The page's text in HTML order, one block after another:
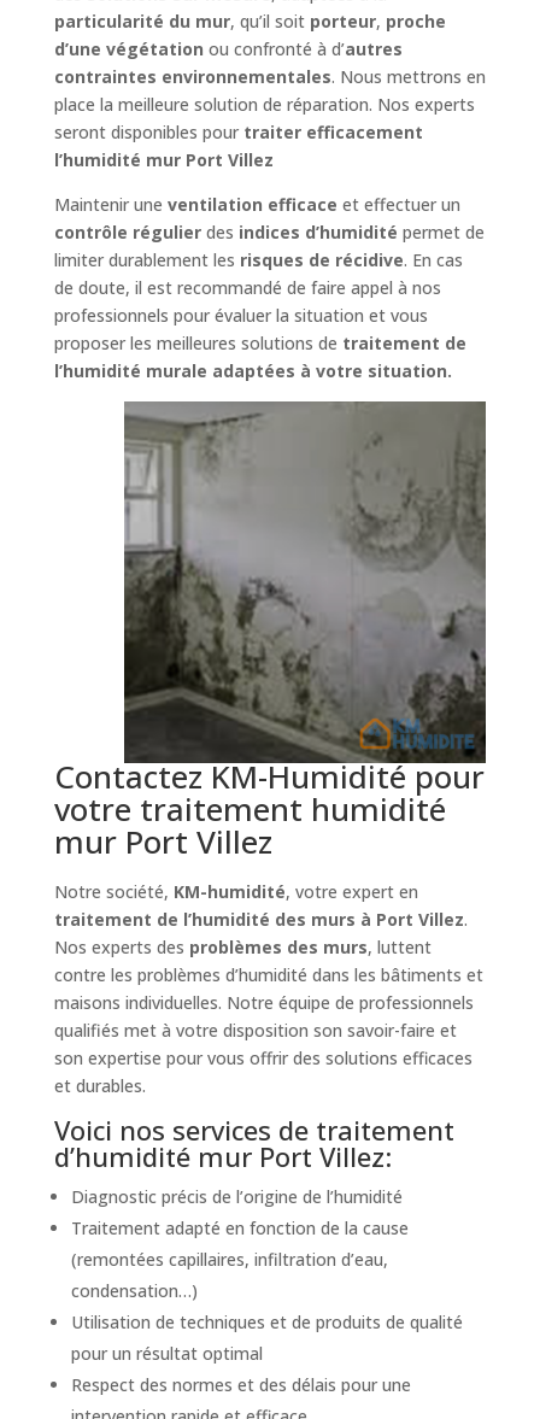
particularité du mur, qu’il soit porteur, proche
d’une végétation ou confronté à d’autres
contraintes environnementales. Nous mettrons en
place la meilleure solution de réparation. Nos experts
seront disponibles pour traiter efficacement
l’humidité mur Port Villez
Maintenir une ventilation efficace et effectuer un
contrôle régulierdes indices d’humidité permet de
limiter durablement les risques de récidive. En cas
de doute, il est recommandé de faire appel à nos
professionnels pour évaluer la situation et vous
proposer les meilleures solutions de traitement de
l’humidité murale adaptées à votre situation.
Contactez KM-Humidité pour
votre traitement humidité
mur Port Villez
Notre société, KM-humidité, votre expert en
traitement de l’humidité des murs à Port Villez.
Nos experts des problèmes des murs, luttent
contre les problèmes d’humidité dans les bâtiments et
maisons individuelles. Notre équipe de professionnels
qualifiés met à votre disposition son savoir-faire et
son expertise pour vous offrir des solutions efficaces
et durables.
Voici nos services de traitement
d’humidité mur Port Villez:
Diagnostic précis de l’origine de l’humidité
Traitement adapté en fonction de la cause
(remontées capillaires, infiltration d’eau,
condensation…)
Utilisation de techniques et de produits de qualité
pour un résultat optimal
Respect des normes et des délais pour une